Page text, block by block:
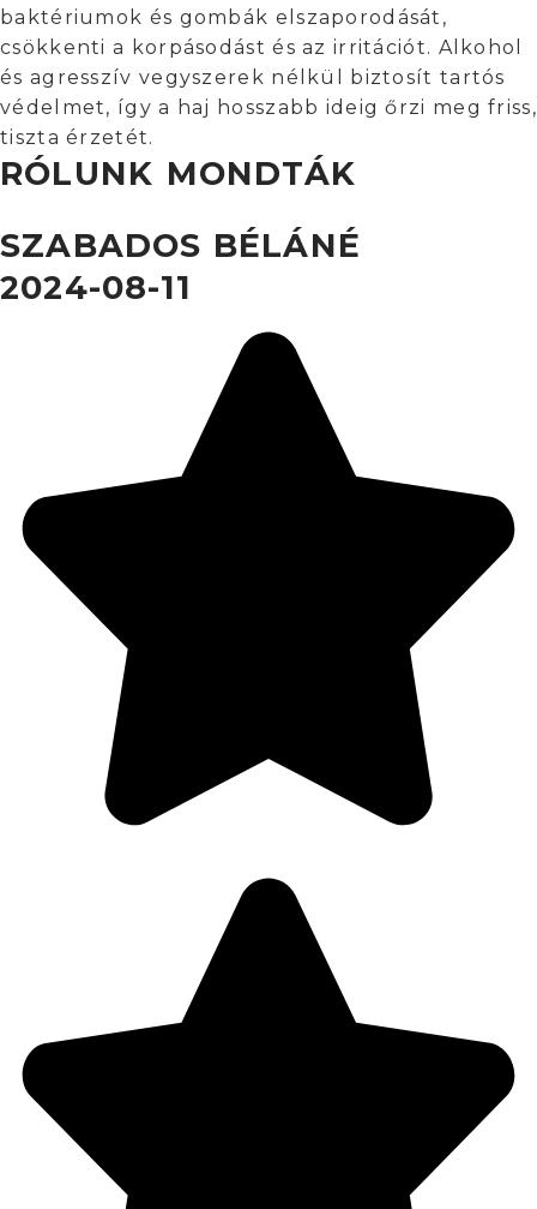
baktériumok és gombák elszaporodását,
csökkenti a korpásodást és az irritációt. Alkohol
és agresszív vegyszerek nélkül biztosít tartós
védelmet, így a haj hosszabb ideig őrzi meg friss,
tiszta érzetét.
RÓLUNK MONDTÁK
SZABADOS BÉLÁNÉ
2024-08-11